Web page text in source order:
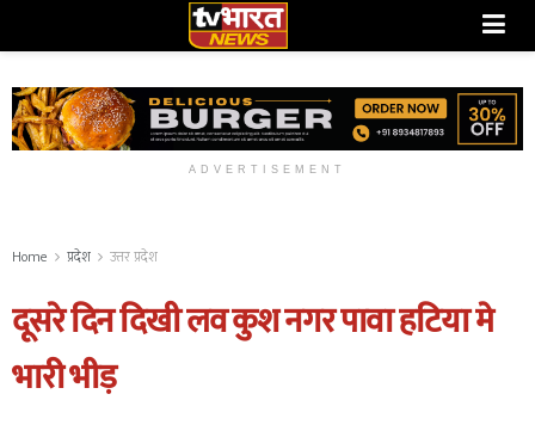
ADVERTISEMENT
Home प्रदेश उत्तर प्रदेश
दूसरे दिन दिखी लव कुश नगर पावा हटिया मे
भारी भीड़